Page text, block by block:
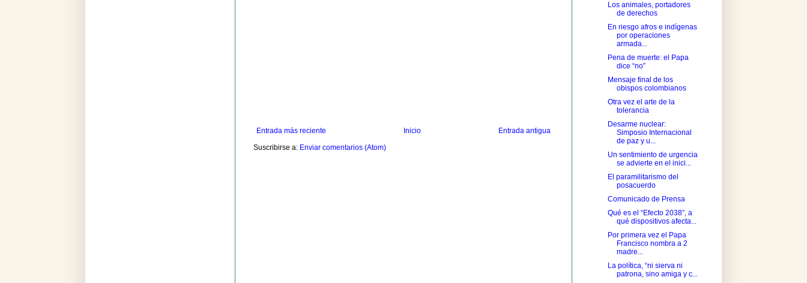
Entrada más reciente Entrada antigua
Inicio
Suscribirse a: Enviar comentarios (Atom)
Los animales, portadores
de derechos
En riesgo afros e indígenas
por operaciones
armada...
Pena de muerte: el Papa
dice “no”
Mensaje final de los
obispos colombianos
Otra vez el arte de la
tolerancia
Desarme nuclear:
Simposio Internacional
de paz y u...
Un sentimiento de urgencia
se advierte en el inici...
El paramilitarismo del
posacuerdo
Comunicado de Prensa
Qué es el “Efecto 2038”, a
qué dispositivos afecta...
Por primera vez el Papa
Francisco nombra a 2
madre...
La política, “ni sierva ni
patrona, sino amiga y c...